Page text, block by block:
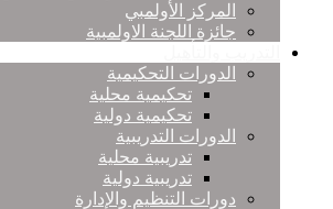
المركز الأولمبي
جائزة اللجنة الاولمبية
الدورات التحكيمية
تحكيمية محلية
تحكيمية دولية
الدورات التدريبية
تدريبية محلية
تدريبية دولية
دورات التنظيم والإدارة